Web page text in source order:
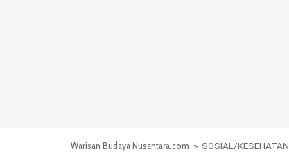
Warisan Budaya Nusantara.com » SOSIAL /KESEHATAN